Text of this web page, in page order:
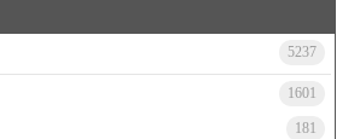
5237
1601
181